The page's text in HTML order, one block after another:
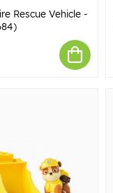
Rescue Vehicle -